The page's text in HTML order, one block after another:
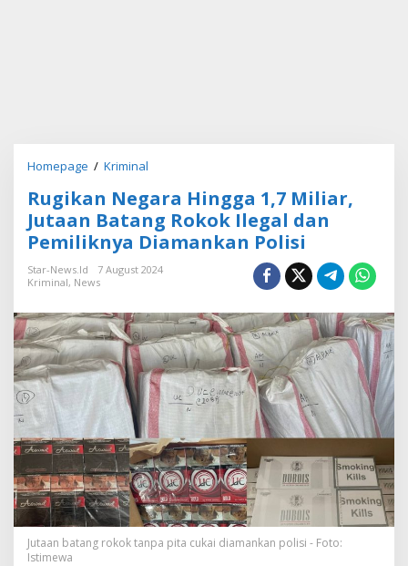
Homepage / Kriminal
g
i
k
a
n
g
a
r
a
H
i
n
g
g
a
1
,
7
M
i
Rugikan Negara Hingga 1,7 Miliar,
Jutaan Batang Rokok Ilegal dan
Pemiliknya Diamankan Polisi
Star-News.id
7 August 2024
Kriminal, News
Jutaan batang rokok tanpa pita cukai diamankan polisi - Foto:
Istimewa